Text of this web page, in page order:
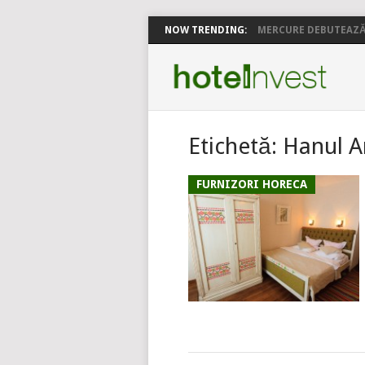
NOW TRENDING: MERCURE
Etichetă: Hanul
FURNIZORI HORECA